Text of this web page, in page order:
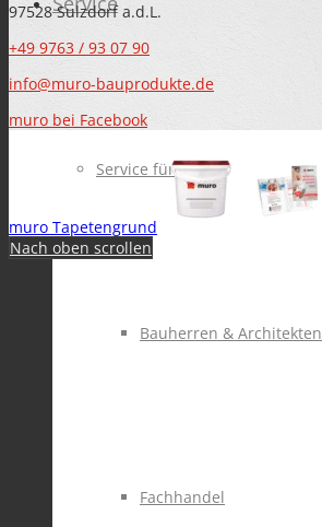
Service für
Bauherren & Architekten
Fachhandel
97528 Sulzdorf a.d.L.
+49 9763 / 93 07 90
info@muro-bauprodukte.de
muro bei Facebook
muro Tapetengrund
Nach oben scrollen